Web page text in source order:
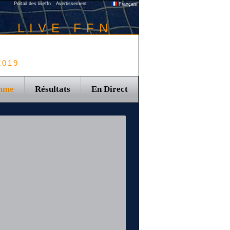
Portail des liveffn Avertissement Français
LIVE FFN
Résultats En Direct